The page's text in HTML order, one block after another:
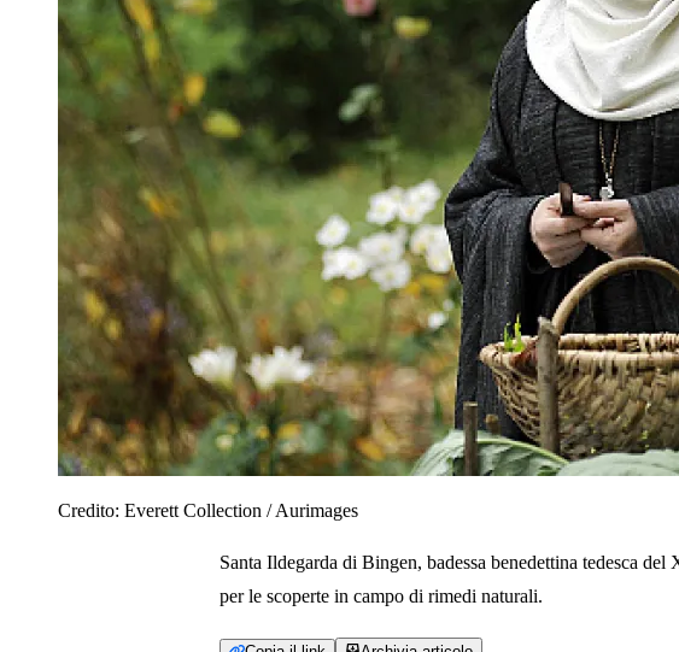
Credito: Everett Collection / Aurimages
Santa Ildegarda di Bingen, badessa benedettina tedesca
per le scoperte in campo di rimedi naturali.